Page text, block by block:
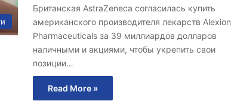
Британская AstraZeneca согласилась купить
американского производителя лекарств Alexion
Pharmaceuticals за 39 миллиардов долларов
наличными и акциями, чтобы укрепить свои
позиции…
Read More »